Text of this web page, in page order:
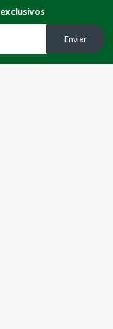
exclusivos
Enviar